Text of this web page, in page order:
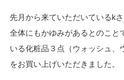
先月から来ていただいているk
全体にもかゆみがあるとのこと
いる化粧品３点（ウォッシュ、
をお買い上げいただきました。